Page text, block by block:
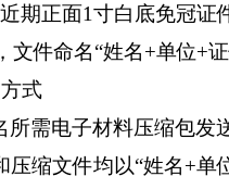
期正面1寸白底免冠证
文件命名“姓名+单位+
式
所需电子材料压缩包发
压缩文件均以“姓名+单